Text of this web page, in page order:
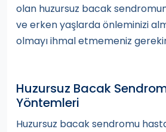
olan huzursuz bacak
ve erken yaşlarda önleminizi
olmayı ihmal etmemeniz
Huzursuz Bacak
Yöntemleri
Huzursuz bacak sendromu